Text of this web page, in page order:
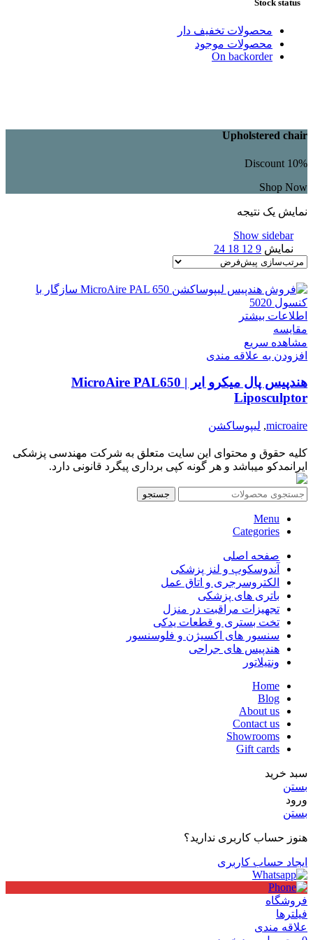
Stock status
محصولات تخفیف دار
محصولات موجود
On backorder
Upholstered chair
Discount 10%
Shop Now
نمایش یک نتیجه
Show sidebar
نمایش 9
12
18
24
اطلاعات بیشتر
مقایسه
مشاهده سریع
افزودن به علاقه مندی
هندپیس پال میکرو ایر | MicroAire PAL650
Liposculptor
microaire
, لیپوساکشن
کلیه حقوق و محتوای این سایت متعلق به شرکت مهندسی پزشکی
ایرانمدکو میباشد و هر گونه کپی برداری پیگرد قانونی دارد.
جستجو
Menu
Categories
صفحه اصلی
آندوسکوپ و لنز پزشکی
الکتروسرجری و اتاق عمل
باتری های پزشکی
تجهیزات مراقبت در منزل
تخت بستری و قطعات یدکی
سنسور های اکسیژن و فلوسنسور
هندپیس های جراحی
ونتیلاتور
Home
Blog
About us
Contact us
Showrooms
Gift cards
سبد خرید
بستن
ورود
بستن
هنوز حساب کاربری ندارید؟
ایجاد حساب کاربری
فروشگاه
فیلترها
علاقه مندی